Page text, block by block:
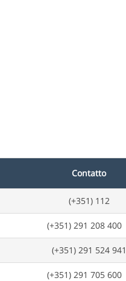
Contatto
(+351) 112
(+351) 291 208 400
(+351) 291 524 941
(+351) 291 705 600